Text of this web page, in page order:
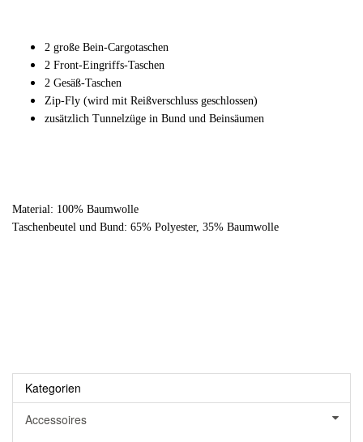
2 große Bein-Cargotaschen
2 Front-Eingriffs-Taschen
2 Gesäß-Taschen
Zip-Fly (wird mit Reißverschluss geschlossen)
zusätzlich Tunnelzüge in Bund und Beinsäumen
Material: 100% Baumwolle
Taschenbeutel und Bund: 65% Polyester, 35% Baumwolle
Kategorien
Accessoires